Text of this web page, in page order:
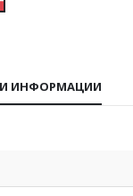
ИНФОРМАЦИИ